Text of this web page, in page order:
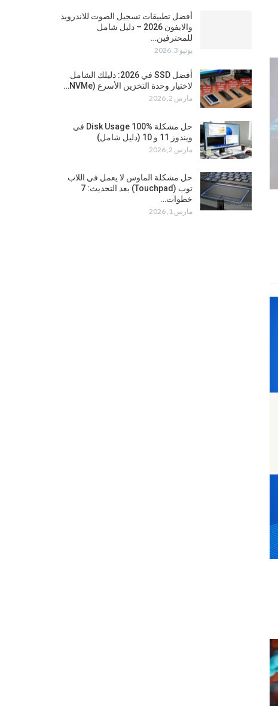
أفضل تطبيقات تسجيل الصوت للاندرويد
والايفون 2026 – دليل شامل
للمحترفين…
يونيو 3, 2026
أفضل SSD في 2026: دليلك الشامل
لاختيار وحدة التخزين الأسرع (NVMe…
مارس 2, 2026
حل مشكلة Disk Usage 100% في
ويندوز 11 و 10 (دليل شامل)
مارس 2, 2026
حل مشكلة الماوس لا يعمل في اللاب
توب (Touchpad) بعد التحديث: 7
خطوات…
مارس 1, 2026